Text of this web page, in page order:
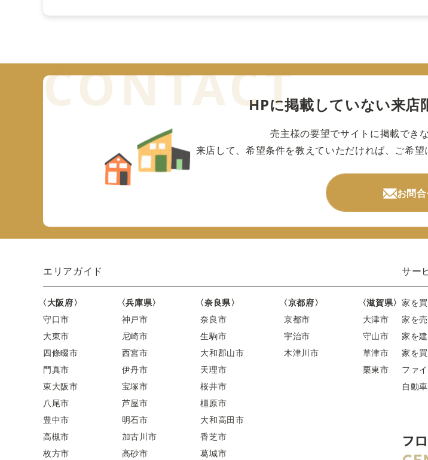
HPに掲載していない来店
売主様の要望でサイトに掲載でき
来店して、希望条件を教えていただければ、ご希
お問
エリアガイド
〈大阪府〉
守口市
大東市
四條畷市
門真市
東大阪市
八尾市
豊中市
高槻市
枚方市
〈兵庫県〉
神戸市
尼崎市
西宮市
伊丹市
宝塚市
芦屋市
明石市
加古川市
高砂市
〈奈良県〉
奈良市
生駒市
大和郡山市
天理市
桜井市
橿原市
大和高田市
香芝市
葛城市
〈京都府〉
京都市
宇治市
木津川市
〈滋賀県〉
大津市
守山市
草津市
栗東市
サー
家を
家を
家を
家を
ファ
自動